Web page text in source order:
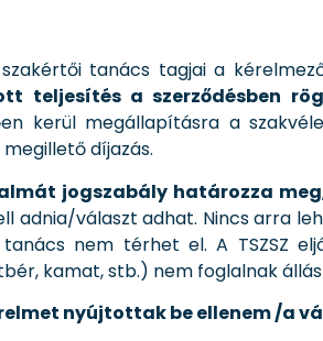
szakértői tanács tagjai a
teljesítés a szerződésben
kerül megállapításra a
díjazás.
jogszabály határozza meg
adnia/választ adhat. Nincs arra
nem térhet el. A TSZSZ
kamat, stb.) nem foglalnak
nyújtottak be ellenem /a